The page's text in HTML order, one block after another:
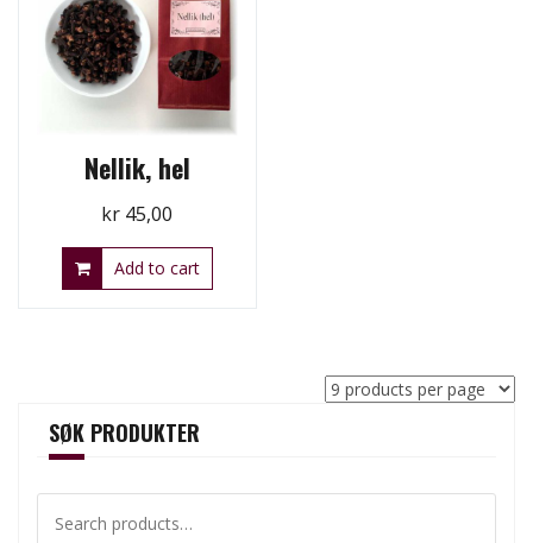
Nellik, hel
kr 45,00
Add to cart
SØK PRODUKTER
for: